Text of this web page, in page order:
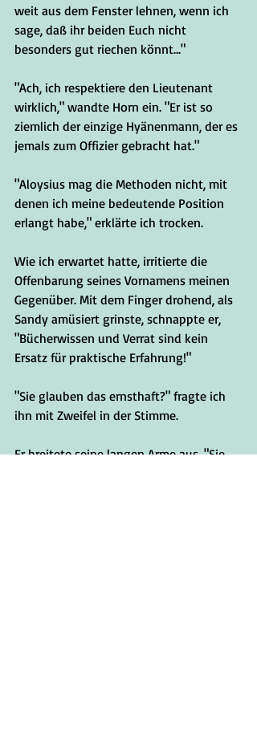
weit aus dem Fenster lehnen, wenn ich
sage, daß ihr beiden Euch nicht
besonders gut riechen könnt..."
"Ach, ich respektiere den Lieutenant
wirklich," wandte Horn ein. "Er ist so
ziemlich der einzige Hyänenmann, der es
jemals zum Offizier gebracht hat."
"Aloysius mag die Methoden nicht, mit
denen ich meine bedeutende Position
erlangt habe," erklärte ich trocken.
Wie ich erwartet hatte, irritierte die
Offenbarung seines Vornamens meinen
Gegenüber. Mit dem Finger drohend, als
Sandy amüsiert grinste, schnappte er,
"Bücherwissen und Verrat sind kein
Ersatz für praktische Erfahrung!"
"Sie glauben das ernsthaft?" fragte ich
ihn mit Zweifel in der Stimme.
Er breitete seine langen Arme aus. "Sie